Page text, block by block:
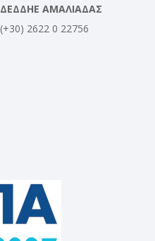
ΔΕΔΔΗΕ ΑΜΑΛΙΑΔΑΣ
(+30) 2622 0 22756